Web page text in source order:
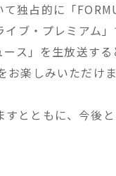
独占的に「
イブ・プレミアム
ス」を生放送す
楽しみいただけま
とともに、今後